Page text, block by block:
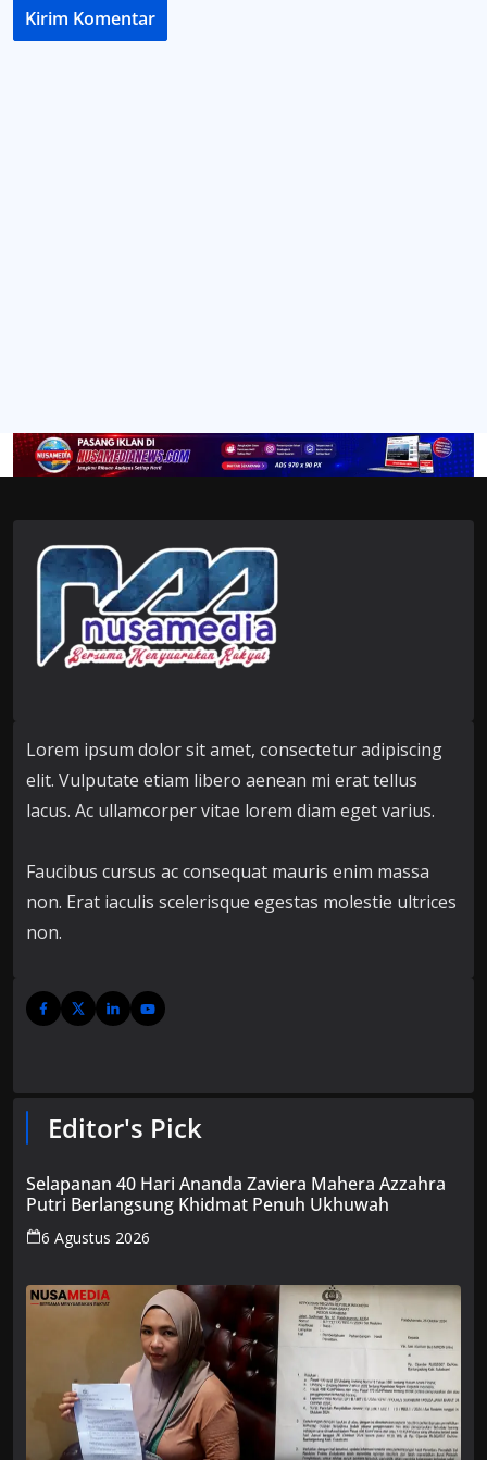
Lorem ipsum dolor sit amet, consectetur adipiscing
elit. Vulputate etiam libero aenean mi erat tellus
lacus. Ac ullamcorper vitae lorem diam eget varius.
Faucibus cursus ac consequat mauris enim massa
non. Erat iaculis scelerisque egestas molestie ultrices
non.
Editor's Pick
Selapanan 40 Hari Ananda Zaviera Mahera Azzahra
Putri Berlangsung Khidmat Penuh Ukhuwah
6 Agustus 2026